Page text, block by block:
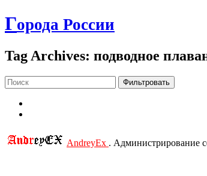
Города России
Tag Archives: подводное
Фильтровать
AndreyEx . Администрирование